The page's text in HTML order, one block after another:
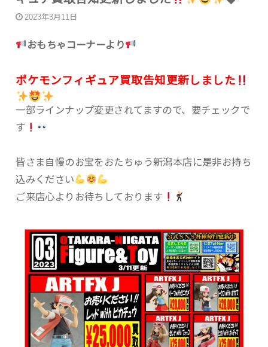
2023年3月11日
おもちゃコーナーより
ポケモンフィギュア買取告知更新しました
一部ラインナップ変更されてますので、要チェックで
す
皆さま自慢のお宝をおたちゅう新潟本店に是非お持ち
込みください
ご来店心よりお待ちしております